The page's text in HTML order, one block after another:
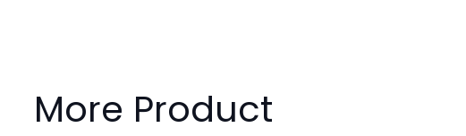
More Product